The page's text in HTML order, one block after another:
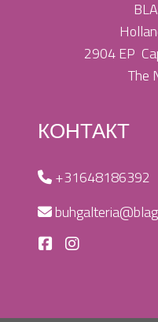
2904 EP
The
КОНТАКТ
+31648186392